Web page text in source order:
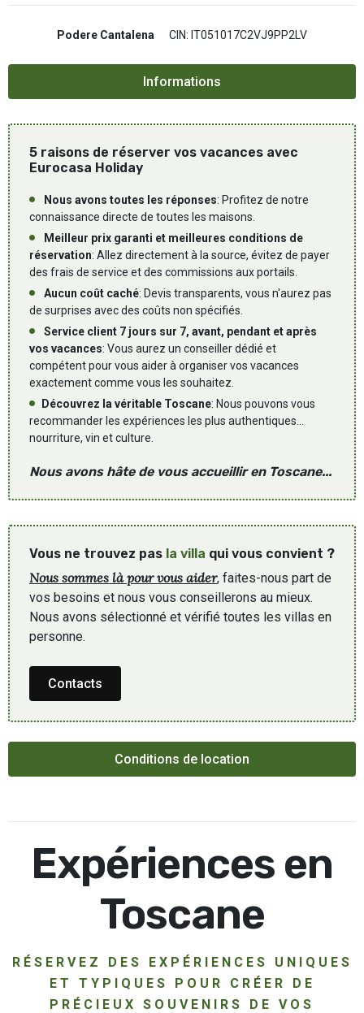
Podere Cantalena CIN: IT051017C2VJ9PP2LV
5 raisons de réserver vos vacances avec
Eurocasa Holiday
Nous avons toutes les réponses: Profitez de notre
connaissance directe de toutes les maisons.
Meilleur prix garanti et meilleures conditions de
réservation: Allez directement à la source, évitez de payer
des frais de service et des commissions aux portails.
Aucun coût caché: Devis transparents, vous n'aurez pas
de surprises avec des coûts non spécifiés.
Service client 7 jours sur 7, avant, pendant et après
vos vacances: Vous aurez un conseiller dédié et
compétent pour vous aider à organiser vos vacances
exactement comme vous les souhaitez.
Découvrez la véritable Toscane: Nous pouvons vous
recommander les expériences les plus authentiques...
nourriture, vin et culture.
Nous avons hâte de vous accueillir en Toscane...
Vous ne trouvez pas la villa qui vous convient ?
Nous sommes là pour vous aider, faites-nous part de
vos besoins et nous vous conseillerons au mieux.
Nous avons sélectionné et vérifié toutes les villas en
personne.
Contacts
Conditions de location
Expériences en
Toscane
RÉSERVEZ DES EXPÉRIENCES UNIQUES
ET TYPIQUES POUR CRÉER DE
PRÉCIEUX SOUVENIRS DE VOS